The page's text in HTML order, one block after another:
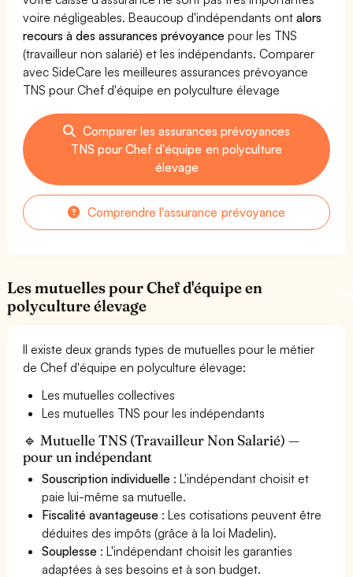
voire négligeables. Beaucoup d'indépendants ontalors
recours à des assurances prévoyance pour les TNS
(travailleur non salarié) et les indépendants. Comparer
avec SideCare les meilleures assurances prévoyance
TNS pour Chef d'équipe en polyculture élevage
Comparer les assurances prévoyances
TNS pour Chef d'équipe en polyculture
élevage
Comprendre l'assurance prévoyance
Les mutuelles pour Chef d'équipe en
polyculture élevage
Il existe deux grands types de mutuelles pour le métier
de Chef d'équipe en polyculture élevage:
Les mutuelles collectives
Les mutuelles TNS pour les indépendants
🔹 Mutuelle TNS (Travailleur Non Salarié) —
pour un indépendant
Souscription individuelle : L'indépendant choisit et
paie lui-même sa mutuelle.
Fiscalité avantageuse : Les cotisations peuvent être
déduites des impôts (grâce à la loi Madelin).
Souplesse : L'indépendant choisit les garanties
adaptées à ses besoins et à son budget.